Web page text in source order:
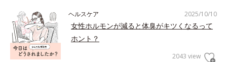
2025/10/10
ヘルスケア
女性ホルモンが減ると体臭がキツくなるって
ホント？
2043 view